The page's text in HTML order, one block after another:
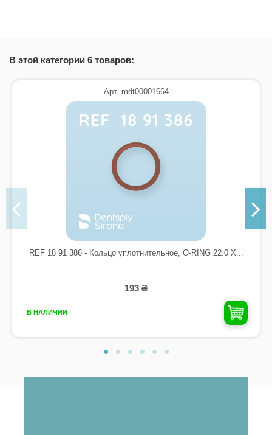
В этой категории 6 товаров:
Арт. mdt00001664
REF 18 91 386 - Кольцо уплотнительное, O-RING 22.0 X...
193 ₴
В НАЛИЧИИ